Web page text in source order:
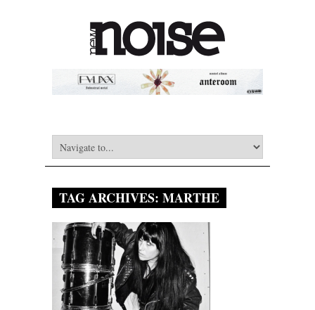
TAG ARCHIVES: MARTHE